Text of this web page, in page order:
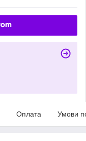
Оплата Умови